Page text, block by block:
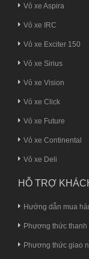
Vỏ xe Aspira
Vỏ xe IRC
Vỏ xe Exciter 150
Vỏ xe Sirius
Vỏ xe Vision
Vỏ xe Click
Vỏ xe Future
Vỏ xe Continental
Vỏ xe Deli
HỖ TRỢ
Hướng dẫn mua
Phương thức thanh
Phương thức giao